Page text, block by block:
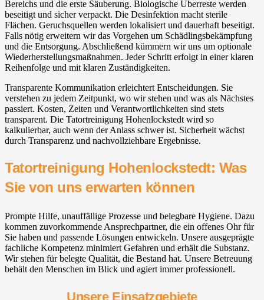
Bereichs und die erste Säuberung. Biologische Überreste werden
beseitigt und sicher verpackt. Die Desinfektion macht sterile
Flächen. Geruchsquellen werden lokalisiert und dauerhaft beseitigt.
Falls nötig erweitern wir das Vorgehen um Schädlingsbekämpfung
und die Entsorgung. Abschließend kümmern wir uns um optionale
Wiederherstellungsmaßnahmen. Jeder Schritt erfolgt in einer klaren
Reihenfolge und mit klaren Zuständigkeiten.
Transparente Kommunikation erleichtert Entscheidungen. Sie
verstehen zu jedem Zeitpunkt, wo wir stehen und was als Nächstes
passiert. Kosten, Zeiten und Verantwortlichkeiten sind stets
transparent. Die Tatortreinigung Hohenlockstedt wird so
kalkulierbar, auch wenn der Anlass schwer ist. Sicherheit wächst
durch Transparenz und nachvollziehbare Ergebnisse.
Tatortreinigung Hohenlockstedt: Was
Sie von uns erwarten können
Prompte Hilfe, unauffällige Prozesse und belegbare Hygiene. Dazu
kommen zuvorkommende Ansprechpartner, die ein offenes Ohr für
Sie haben und passende Lösungen entwickeln. Unsere ausgeprägte
fachliche Kompetenz minimiert Gefahren und erhält die Substanz.
Wir stehen für belegte Qualität, die Bestand hat. Unsere Betreuung
behält den Menschen im Blick und agiert immer professionell.
Unsere Einsatzgebiete